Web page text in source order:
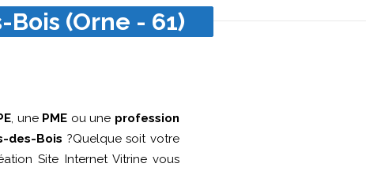
(Orne - 61)
, une PME ou une profession
des-Bois ?Quelque soit votre
Site Internet Vitrine vous